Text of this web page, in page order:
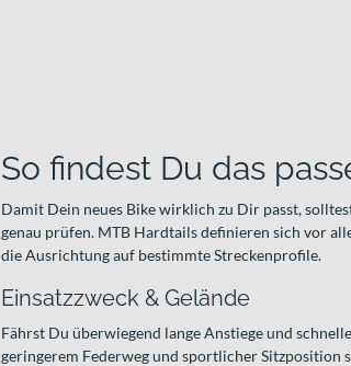
So findest Du das
Damit Dein neues Bike wirklich zu Dir passt,
genau prüfen. MTB Hardtails definieren sich vor
die Ausrichtung auf bestimmte Streckenprofile.
Einsatzzweck & Gelände
Fährst Du überwiegend lange Anstiege und
geringerem Federweg und sportlicher Sitzposition